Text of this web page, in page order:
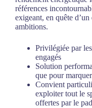
références
exigeant, en quête
ambitions.
Privilégiée par
engagés
Solution
que pour
Convient
exploiter tout le
offertes par le